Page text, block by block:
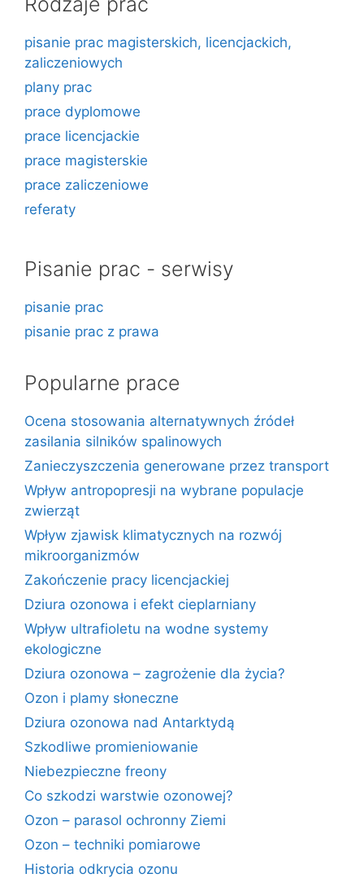
pisanie prac magisterskich, licencjackich,
zaliczeniowych
plany prac
prace dyplomowe
prace licencjackie
prace magisterskie
prace zaliczeniowe
referaty
Pisanie prac - serwisy
pisanie prac
pisanie prac z prawa
Popularne prace
Ocena stosowania alternatywnych źródeł
zasilania silników spalinowych
Zanieczyszczenia generowane przez transport
Wpływ antropopresji na wybrane populacje
zwierząt
Wpływ zjawisk klimatycznych na rozwój
mikroorganizmów
Zakończenie pracy licencjackiej
Dziura ozonowa i efekt cieplarniany
Wpływ ultrafioletu na wodne systemy
ekologiczne
Dziura ozonowa – zagrożenie dla życia?
Ozon i plamy słoneczne
Dziura ozonowa nad Antarktydą
Szkodliwe promieniowanie
Niebezpieczne freony
Co szkodzi warstwie ozonowej?
Ozon – parasol ochronny Ziemi
Ozon – techniki pomiarowe
Historia odkrycia ozonu